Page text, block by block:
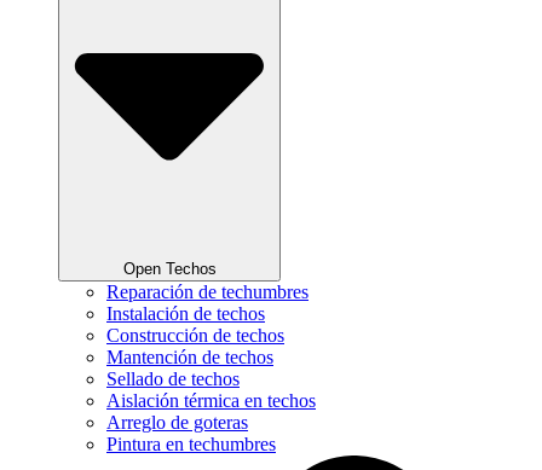
Open Techos
Reparación de techumbres
Instalación de techos
Construcción de techos
Mantención de techos
Sellado de techos
Aislación térmica en techos
Arreglo de goteras
Pintura en techumbres